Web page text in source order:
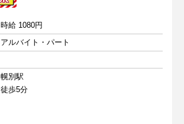
時給 1080円
アルバイト・パート
幌別駅
徒歩5分